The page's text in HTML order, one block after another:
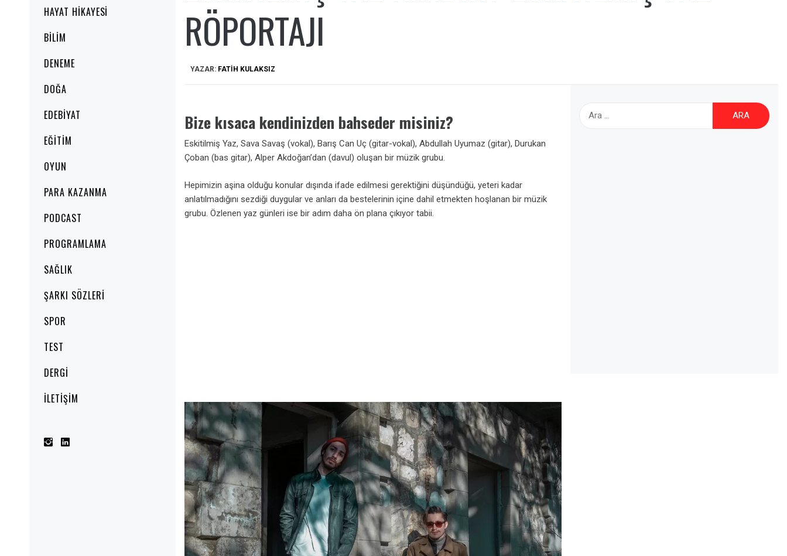
HAYAT HIKAYESI
BILIM
DENEME
DOĞA
EDEBIYAT
EĞITIM
OYUN
PARA KAZANMA
PODCAST
PROGRAMLAMA
SAĞLIK
ŞARKI SÖZLERI
SPOR
TEST
DERGI
İLETIŞIM
RÖPORTAJI
YAZAR: FATIH KULAKSIZ
Bize kısaca kendinizden bahseder misiniz?
Eskitilmiş Yaz, Sava Savaş (vokal), Barış Can Uç (gitar-vokal), Abdullah Uyumaz (gitar), Durukan
Çoban (bas gitar), Alper Akdoğan’dan (davul) oluşan bir müzik grubu.
Hepimizin aşina olduğu konular dışında ifade edilmesi gerektiğini düşündüğü, yeteri kadar
anlatılmadığını sezdiği duygular ve anları da bestelerinin içine dahil etmekten hoşlanan bir müzik
grubu. Özlenen yaz günleri ise bir adım daha ön plana çıkıyor tabii.